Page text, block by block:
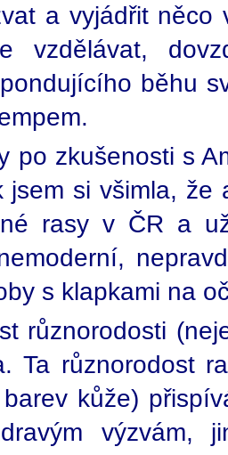
a vyjádřit něco
vzdělávat,
běhu
po zkušenosti s
jsem si všimla,
rasy v ČR a
s klapkami na
různorodosti
Ta různorodost
kůže)
výzvám,